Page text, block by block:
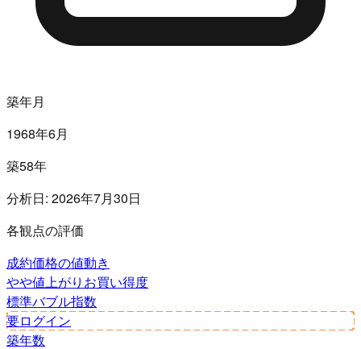
築年月
1968年6月
築58年
分析日: 2026年7月30日
各観点の評価
成約価格の値動き
やや値上がり お買い得度
標準バブル指数
要ログイン
築年数